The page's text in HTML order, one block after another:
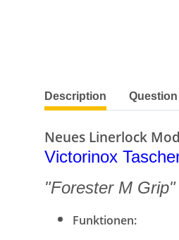
show more tabs
Description
Neues Linerlock
Victorinox
"Forester M Grip"
Funktionen: